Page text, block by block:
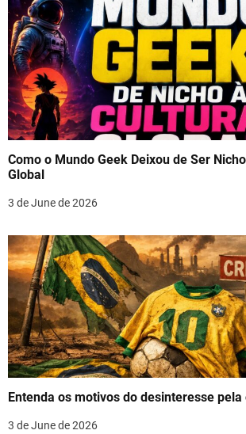
Como o Mundo Geek Deixou de Ser
Global
3 de June de 2026
Entenda os motivos do desinteresse pela
3 de June de 2026